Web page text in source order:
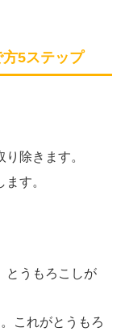
5ステップ
除きます。
す。
とうもろこしが
これがとうもろ